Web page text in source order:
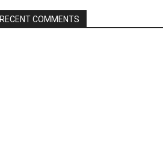
RECENT COMMENTS